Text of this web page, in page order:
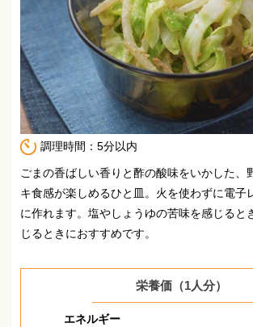
調理時間：5分以内
ごまの香ばしい香りと酢の酸味をいかした、
キ食感が楽しめるひと皿。 火を使わずに電子
に作れます。 塩やしょうゆの苦味を感じると
じるときにおすすめです。
栄養価（1人分）
エネルギー